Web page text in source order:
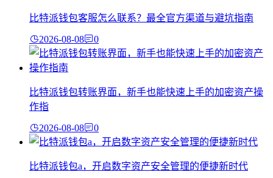
比特派钱包客服怎么联系？最全官方渠道与避坑指南
2026-08-08 0
比特派钱包转账界面，新手也能快速上手的加密资产操
作指
2026-08-08 0
比特派钱包a，开启数字资产安全管理的便捷新时代